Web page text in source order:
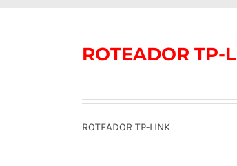
ROTEADOR TP-
ROTEADOR TP-LINK